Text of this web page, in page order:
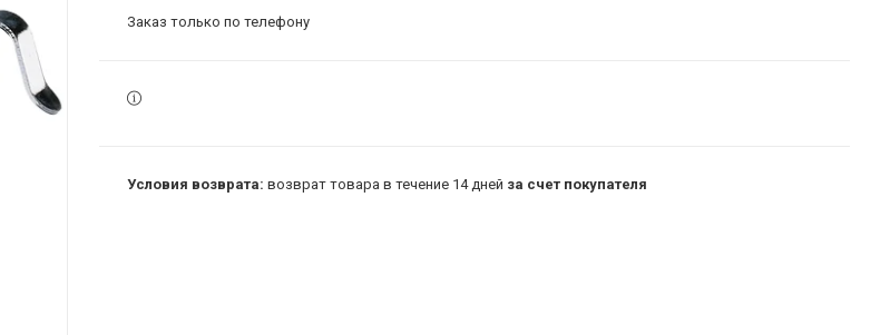
Заказ только по телефону
возврат товара в течение 14 дней за счет покупателя